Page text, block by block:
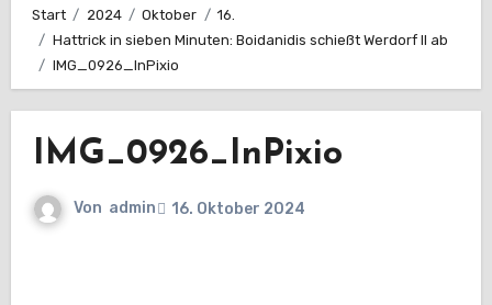
Start 2024 Oktober
16.
Hattrick in sieben Minuten: Boidanidis schießt Werdorf II ab
IMG_0926_InPixio
IMG_0926_InPixio
Von admin 16. Oktober 2024